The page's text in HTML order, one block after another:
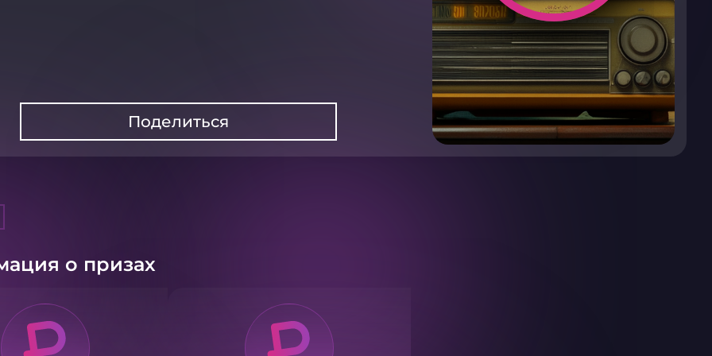
Поделиться
о призах